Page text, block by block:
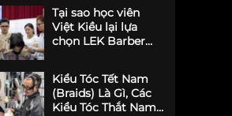
Tại sao học viên
Việt Kiều lại lựa
chọn LEK Barber
Kiểu Tóc Tết Nam
(Braids) Là Gì, Các
Kiểu Tóc Thắt Nam